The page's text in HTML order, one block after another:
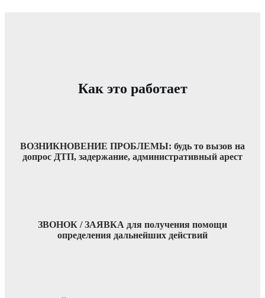
Как это работает
ВОЗНИКНОВЕНИЕ ПРОБЛЕМЫ: будь то вызов на
допрос ДТП, задержание, административный арест
ЗВОНОК / ЗАЯВКА для получения помощи
определения дальнейших действий